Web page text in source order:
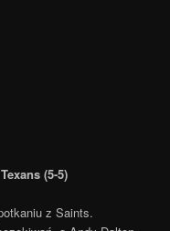
(5-5)
z Saints.